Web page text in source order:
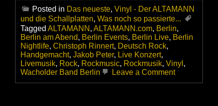
Posted in Das neueste, Vinyl - Der ALTAMANN
und die Schallplatten, Was noch so passierte...
Tagged ALTAMANN , ALTAMANN.com, Berlin,
Berlin am Abend, Berlin Events, Berlin Live, Berlin
Nightlife, Christoph Rinnert, Deutsch Rock,
Handgemacht, Jakob Peter, Live Konzert,
Livemusik, Rock, Rockmusic, Rockmusik, Vinyl ,
Wacholder Band Berlin
Leave a Commenton